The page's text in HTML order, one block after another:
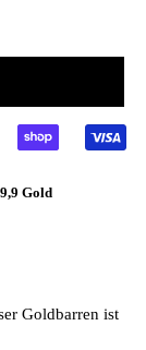
Gold
Goldbarren ist